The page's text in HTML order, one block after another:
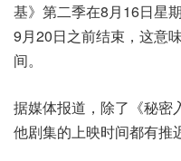
基》第二季在8月16日星
9月20日之前结束，这意
间。
据媒体报道，除了《秘密
他剧集的上映时间都有推